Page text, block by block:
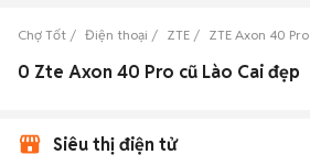
Chợ Tốt Điện thoại ZTE ZTE Axon 40 Pro
0 Zte Axon 40 Pro cũ Lào Cai đẹp
Siêu thị điện tử